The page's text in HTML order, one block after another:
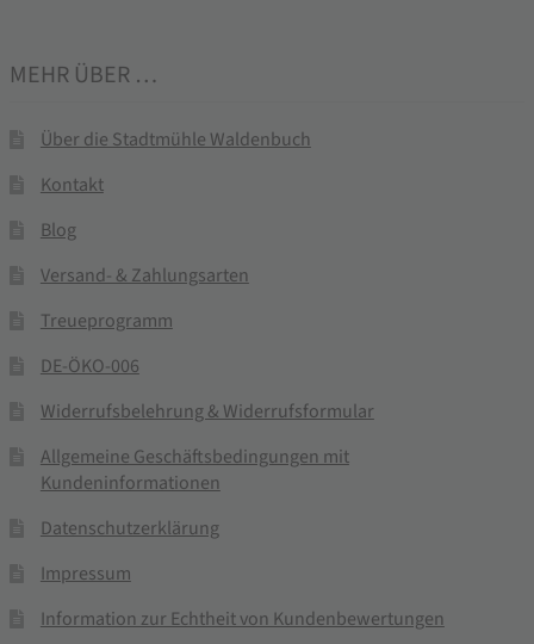
MEHR ÜBER …
Über die Stadtmühle Waldenbuch
Kontakt
Blog
Versand- & Zahlungsarten
Treueprogramm
DE-ÖKO-006
Widerrufsbelehrung & Widerrufsformular
Allgemeine Geschäftsbedingungen mit
Kundeninformationen
Datenschutzerklärung
Impressum
Information zur Echtheit von Kundenbewertungen